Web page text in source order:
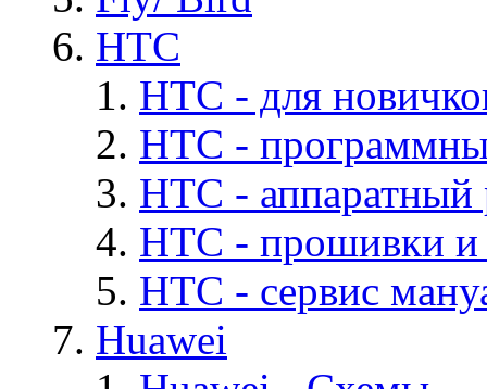
HTC
HTC - для
HTC -
HTC - аппаратный
HTC - прошивки
HTC - cервис
Huawei